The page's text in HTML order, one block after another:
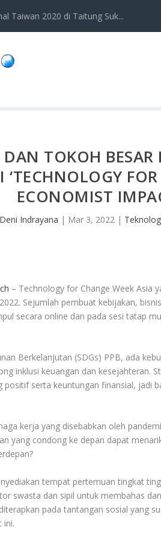
Taiwan 2020 di Taitung Suk...
TOKOH
ECONOMIST
Deni Indrayana | Mar 3, 2022 |
– Technology for Change Week Asia
Sejumlah pembuat kebijakan,
secara online dan pada sesi tatap
Berkelanjutan (SDGs) PPB, ada
inklusi keuangan dan kesejahteran.
positif serta keuntungan finansial, jadi
kerja yang disebabkan oleh
yang condong ke depan dapat
tempat pertemuan tingkat
swasta dan sipil untuk membahas
pada tantangan sosial yang
ini.